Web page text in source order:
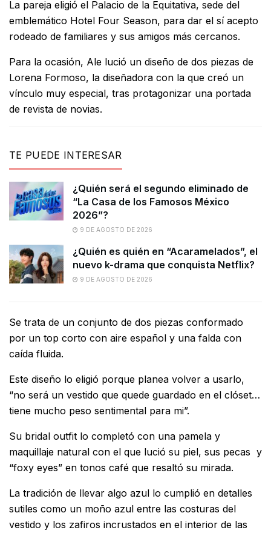
La pareja eligió el Palacio de la Equitativa, sede del
emblemático Hotel Four Season, para dar el sí acepto
rodeado de familiares y sus amigos más cercanos.
Para la ocasión, Ale lució un diseño de dos piezas de
Lorena Formoso, la diseñadora con la que creó un
vínculo muy especial, tras protagonizar una portada
de revista de novias.
TE PUEDE INTERESAR
¿Quién será el segundo eliminado de
“La Casa de los Famosos México
2026”?
9 DE AGOSTO DE 2026
¿Quién es quién en “Acaramelados”, el
nuevo k-drama que conquista Netflix?
9 DE AGOSTO DE 2026
Se trata de un conjunto de dos piezas conformado
por un top corto con aire español y una falda con
caída fluida.
Este diseño lo eligió porque planea volver a usarlo,
“no será un vestido que quede guardado en el clóset…
tiene mucho peso sentimental para mi”.
Su bridal outfit lo completó con una pamela y
maquillaje natural con el que lució su piel, sus pecas y
“foxy eyes” en tonos café que resaltó su mirada.
La tradición de llevar algo azul lo cumplió en detalles
sutiles como un moño azul entre las costuras del
vestido y los zafiros incrustados en el interior de las